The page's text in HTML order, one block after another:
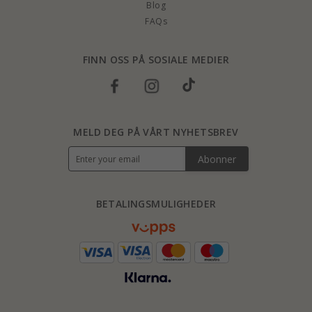
Blog
FAQs
FINN OSS PÅ SOSIALE MEDIER
BETALINGSMULIGHEDER
MELD DEG PÅ VÅRT NYHETSBREV
Abonner